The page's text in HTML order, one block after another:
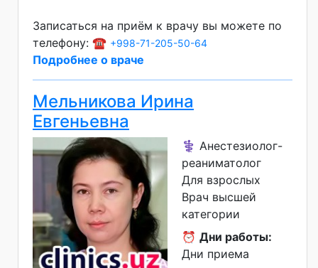
Записаться на приём к врачу вы можете по
телефону: ☎️ +998-71-205-50-64
Подробнее о враче
Мельникова Ирина
Евгеньевна
⚕️ Анестезиолог-
реаниматолог
Для взрослых
Врач высшей
категории
⏰ Дни работы:
Дни приема